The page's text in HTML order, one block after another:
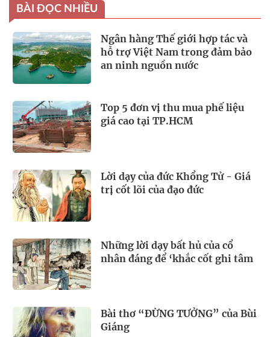
BÀI ĐỌC NHIỀU
Ngân hàng Thế giới hợp tác và
hỗ trợ Việt Nam trong đảm bảo
an ninh nguồn nước
Top 5 đơn vị thu mua phế liệu
giá cao tại TP.HCM
Lời dạy của đức Khổng Tử - Giá
trị cốt lõi của đạo đức
Những lời dạy bất hủ của cổ
nhân đáng để ‘khắc cốt ghi tâm
Bài thơ “ĐỪNG TƯỞNG” của Bùi
Giáng